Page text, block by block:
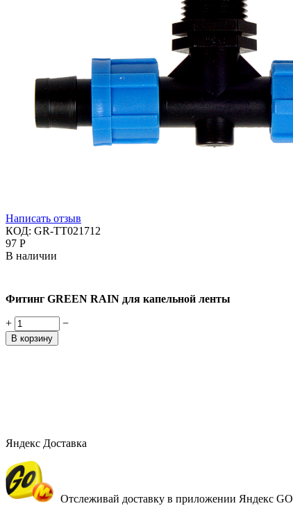
Написать отзыв
КОД: GR-TT021712
‍97‍ Р
В наличии
Фитинг GREEN RAIN для капельной ленты
+ −
В корзину
Яндекс Доставка
Отслеживай доставку в приложении Яндекс GO